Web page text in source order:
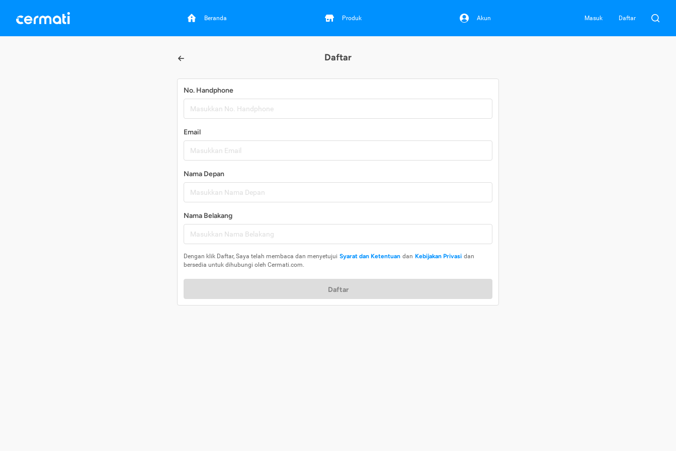
Beranda Produk Akun Masuk Daftar
Daftar
No. Handphone
Email
Nama Depan
Nama Belakang
Dengan klik Daftar, Saya telah membaca dan menyetujui Syarat dan Ketentuan dan Kebijakan Privasi dan
bersedia untuk dihubungi oleh Cermati.com.
Daftar